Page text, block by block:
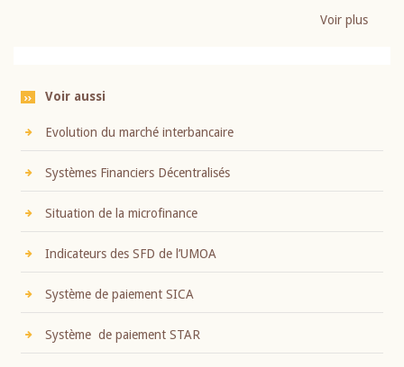
Voir plus
Voir aussi
Evolution du marché interbancaire
Systèmes Financiers Décentralisés
Situation de la microfinance
Indicateurs des SFD de l’UMOA
Système de paiement SICA
Système de paiement STAR